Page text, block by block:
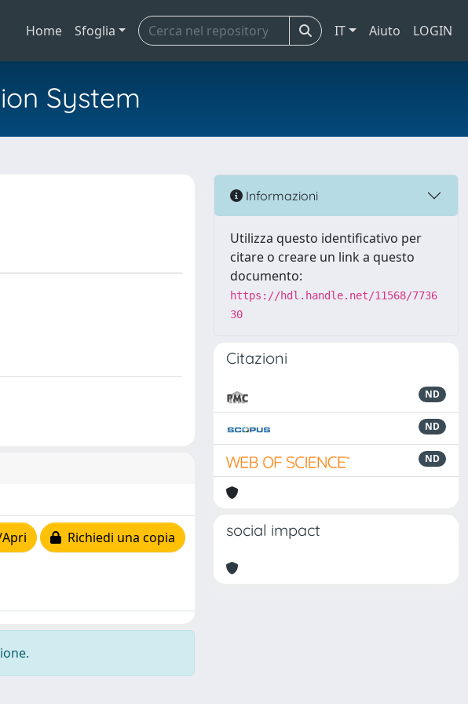
Home Sfoglia IT Aiuto LOGIN
System
Richiedi una copia
Informazioni
Utilizza questo identificativo per
citare o creare un link a questo
documento:
https://hdl.handle.net/11568/7736
30
Citazioni
ND
ND
ND
social impact